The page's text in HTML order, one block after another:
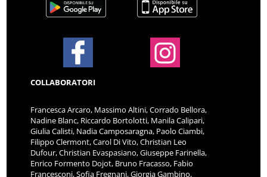
COLLABORATORI
Francesca Arcaro, Massimo Altini, Corrado Bellora,
Nadine Blanc, Riccardo Bortolotti, Manila Calipari,
Giulia Calisti, Nadia Camposaragna, Paolo Ciambi,
Filippo Clermont, Carol Di Vito, Christian Leo
Dufour, Christian Evaspasiano, Giuseppe Farinella,
Enrico Formento Dojot, Bruno Fracasso, Fabio
Francesconi, Sofia Fregnani, Giorgia Gambino,